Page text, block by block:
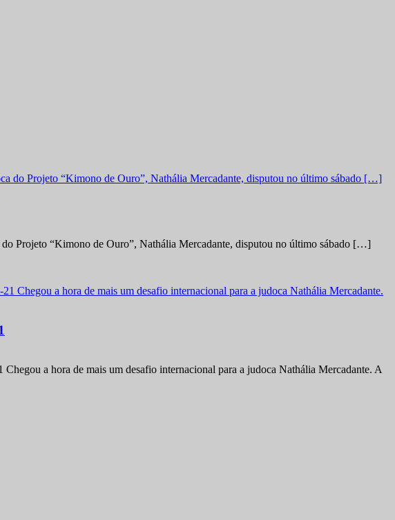
do Projeto “Kimono de Ouro”, Nathália Mercadante, disputou no último sábado […]
a hora de mais um desafio internacional para a judoca Nathália Mercadante. A